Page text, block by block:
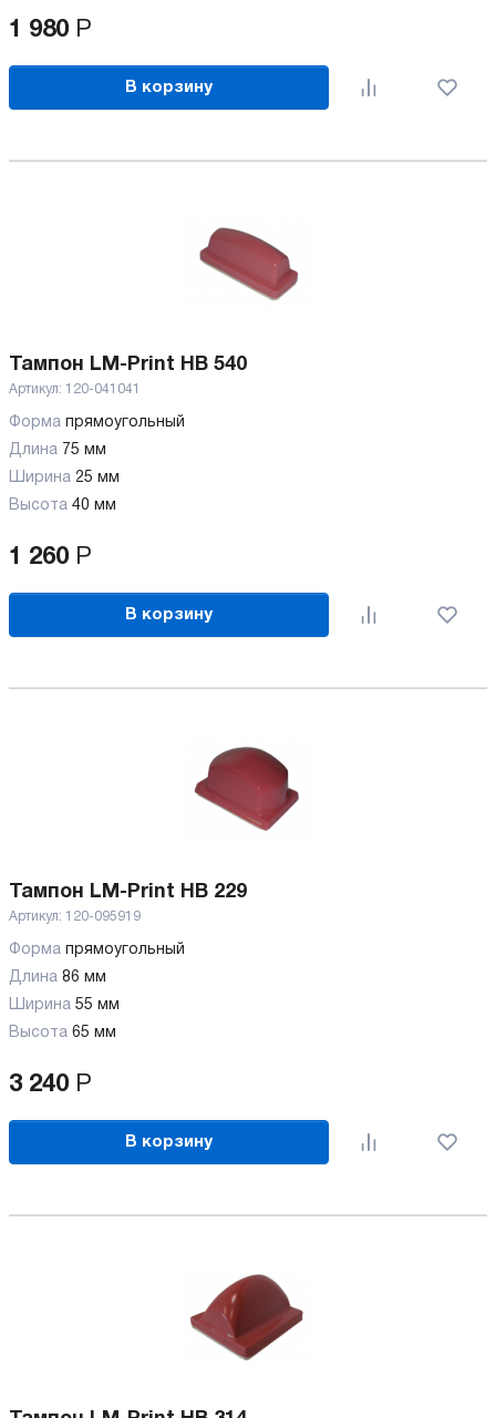
1 980 Р
В корзину
Тампон LM-Print HB 540
Артикул: 120-041041
Форма прямоугольный
Длина 75 мм
Ширина 25 мм
Высота 40 мм
1 260 Р
В корзину
Тампон LM-Print HB 229
Артикул: 120-095919
Форма прямоугольный
Длина 86 мм
Ширина 55 мм
Высота 65 мм
3 240 Р
В корзину